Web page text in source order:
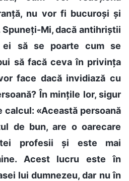
nu vor fi bucuroși și
Mi, dacă antihriștii
să se poarte cum se
să facă ceva în privința
face dacă invidiază cu
În mințile lor, sigur
«Această persoană
de bun, are o oarecare
profesii și este mai
Acest lucru este în
lui dumnezeu, dar nu în